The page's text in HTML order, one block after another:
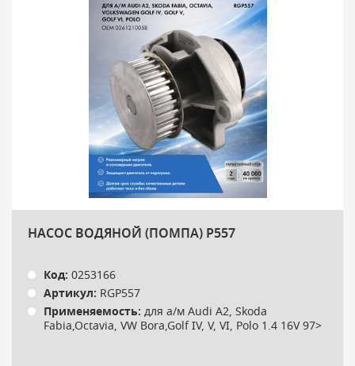
НАСОС ВОДЯНОЙ (ПОМПА) P557
Код: 0253166
Артикул: RGP557
Применяемость: для а/м Audi A2, Skoda
Fabia,Octavia, VW Bora,Golf IV, V, VI, Polo 1.4 16V 97>